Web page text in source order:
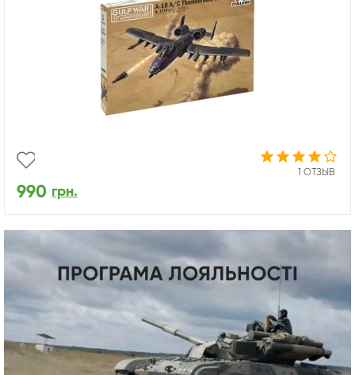
1 ОТЗЫВ
990 грн.